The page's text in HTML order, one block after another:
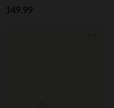
149.99